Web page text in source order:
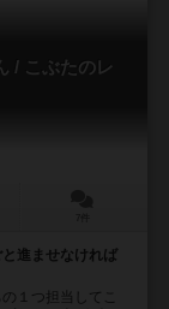
/ こぶたのレ
進ませなければ
１つ担当してこ